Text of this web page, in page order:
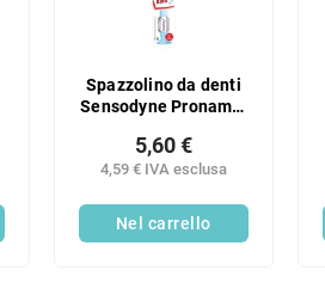
Spazzolino da denti
Sensodyne Pronamel
4,59 € IVA esclusa
5,60 €
Nel carrello